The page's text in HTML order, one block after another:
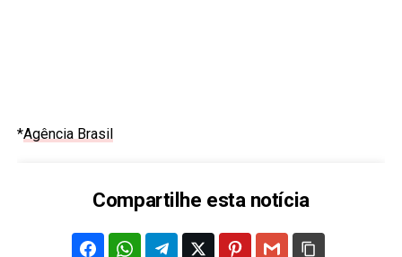
*Agência Brasil
Compartilhe esta notícia